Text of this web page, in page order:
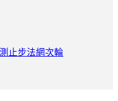
止步法網次輪